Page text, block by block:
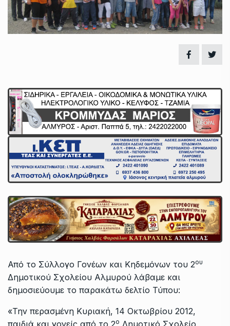
Από το Σύλλογο Γονέων και Κηδεμόνων του 2ου
Δημοτικού Σχολείου Αλμυρού λάβαμε και
δημοσιεύουμε το παρακάτω δελτίο Τύπου:
«Την περασμένη Κυριακή, 14 Οκτωβρίου 2012,
ο